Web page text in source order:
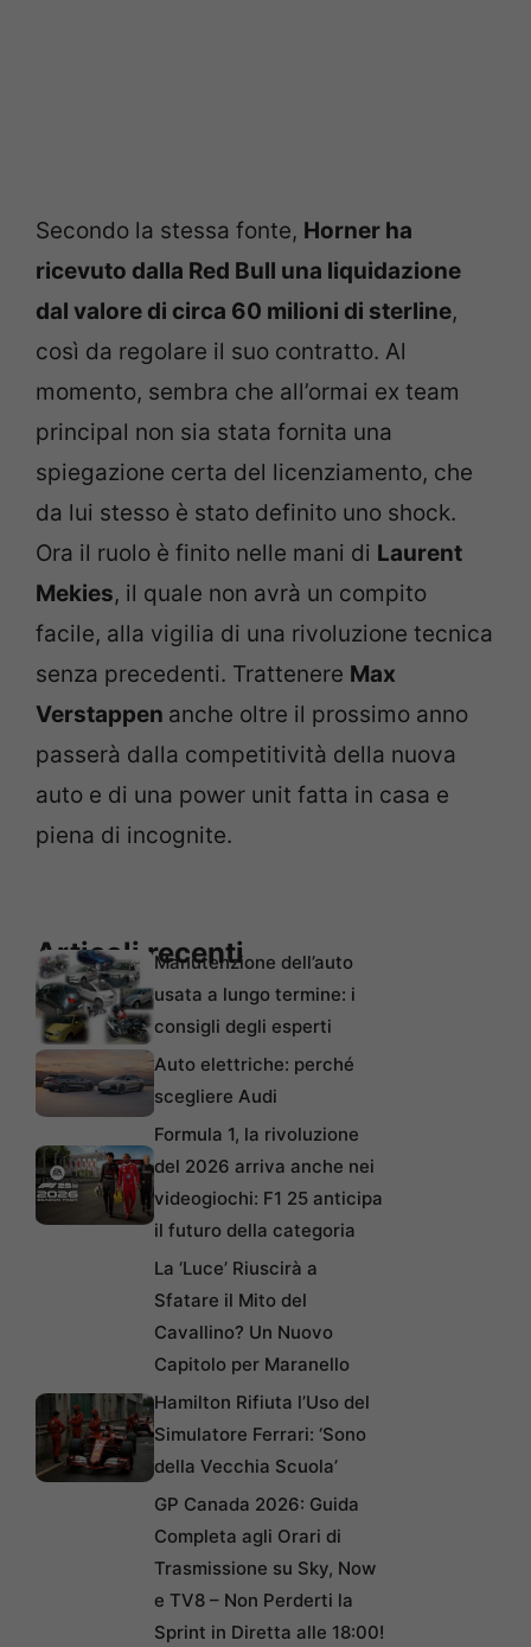
Secondo la stessa fonte, Horner ha
ricevuto dalla Red Bull una liquidazione
dal valore di circa 60 milioni di sterline,
così da regolare il suo contratto. Al
momento, sembra che all’ormai ex team
principal non sia stata fornita una
spiegazione certa del licenziamento, che
da lui stesso è stato definito uno shock.
Ora il ruolo è finito nelle mani di Laurent
Mekies, il quale non avrà un compito
facile, alla vigilia di una rivoluzione tecnica
senza precedenti. Trattenere Max
Verstappen anche oltre il prossimo anno
passerà dalla competitività della nuova
auto e di una power unit fatta in casa e
piena di incognite.
Articoli recentiManutenzione dell’auto
usata a lungo termine: i
consigli degli esperti
Auto elettriche: perché
scegliere Audi
Formula 1, la rivoluzione
del 2026 arriva anche nei
videogiochi: F1 25 anticipa
il futuro della categoria
La ‘Luce’ Riuscirà a
Sfatare il Mito del
Cavallino? Un Nuovo
Capitolo per Maranello
Hamilton Rifiuta l’Uso del
Simulatore Ferrari: ‘Sono
della Vecchia Scuola’
GP Canada 2026: Guida
Completa agli Orari di
Trasmissione su Sky, Now
e TV8 – Non Perderti la
Sprint in Diretta alle 18:00!